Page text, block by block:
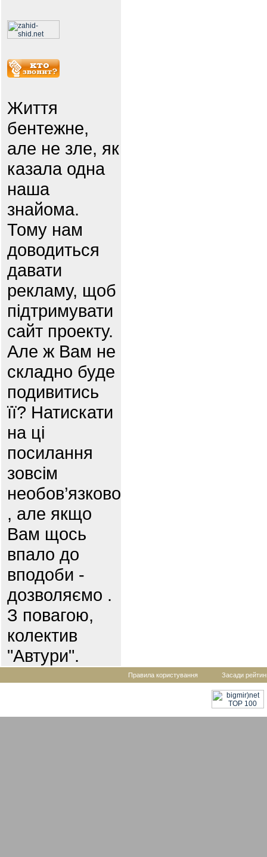
Життя
бентежне,
але не зле, як
казала одна
наша
знайома.
Тому нам
доводиться
давати
рекламу, щоб
підтримувати
сайт проекту.
Але ж Вам не
складно буде
подивитись
її? Натискати
на ці
посилання
зовсім
необов’язково
, але якщо
Вам щось
впало до
вподоби -
дозволяємо .
З повагою,
колектив
"Автури".
Правила користування Засади